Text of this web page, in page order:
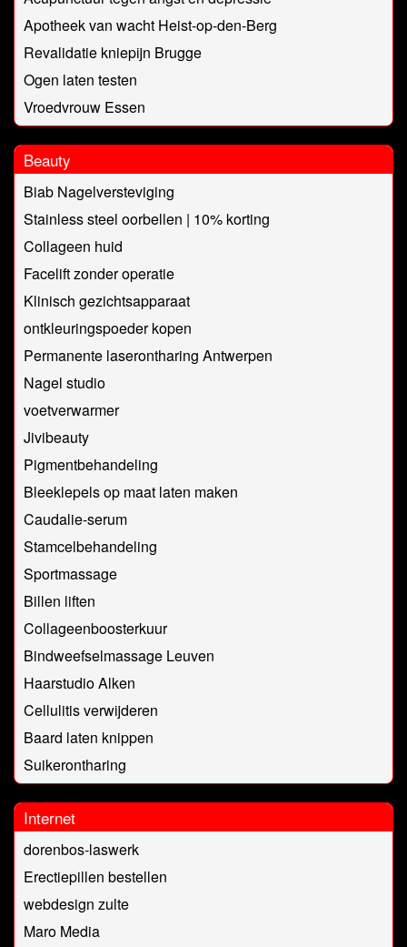
Apotheek van wacht Heist-op-den-Berg
Revalidatie kniepijn Brugge
Ogen laten testen
Vroedvrouw Essen
Beauty
Biab Nagelversteviging
Stainless steel oorbellen | 10% korting
Collageen huid
Facelift zonder operatie
Klinisch gezichtsapparaat
ontkleuringspoeder kopen
Permanente laserontharing Antwerpen
Nagel studio
voetverwarmer
Jivibeauty
Pigmentbehandeling
Bleeklepels op maat laten maken
Caudalie-serum
Stamcelbehandeling
Sportmassage
Billen liften
Collageenboosterkuur
Bindweefselmassage Leuven
Haarstudio Alken
Cellulitis verwijderen
Baard laten knippen
Suikerontharing
Internet
dorenbos-laswerk
Erectiepillen bestellen
webdesign zulte
Maro Media